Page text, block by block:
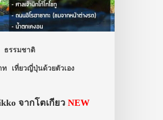
ธรรมชาติ
ท เที่ยวญี่ปุ่นด้วยตัวเอง
จากโตเกียวNEW